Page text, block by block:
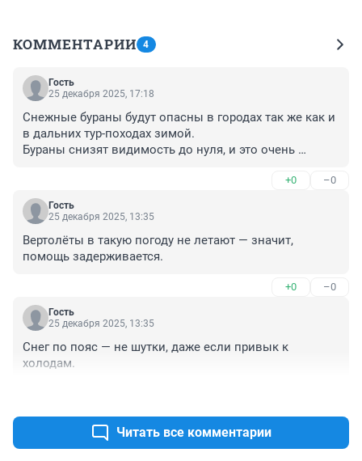
КОММЕНТАРИИ 4
Гость
25 декабря 2025, 17:18
Снежные бураны будут опасны в городах так же как и
в дальних тур-походах зимой.
Бураны снизят видимость до нуля, и это очень
этому в таких регионах, на пешеходных дорогах нужно
дополнительно натягивать "перила" из верёвок точно
так же как это делают альпинисты, чтобы непотерять
отклониться на 20-30 метров в сторону от тротуара, и
заблудиться в сильном морозе при нулевой
+0 –0
Гость
25 декабря 2025, 13:35
Вертолёты в такую погоду не летают — значит,
помощь задерживается.
+0 –0
Гость
25 декабря 2025, 13:35
Снег по пояс — не шутки, даже если привык к
холодам.
Читать все комментарии